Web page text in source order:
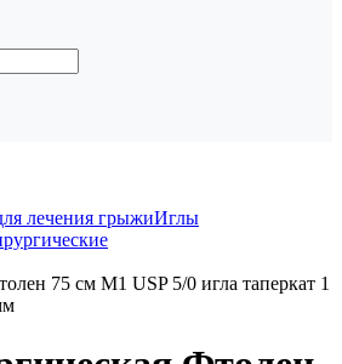
лечения грыжиИглы
75 см М1 USP 5/0 игла таперкат 1